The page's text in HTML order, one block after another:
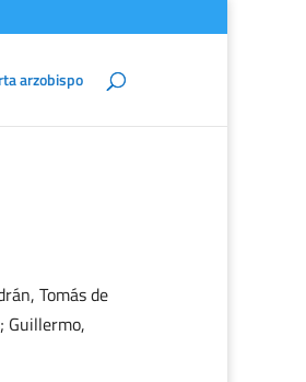
arzobispo
Tomás de
Guillermo,